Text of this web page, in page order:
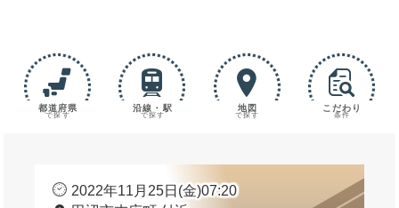
都道府県
で探す
沿線・駅
で探す
地図
で探す
こだわり
条件
2022年11月25日(金)07:20